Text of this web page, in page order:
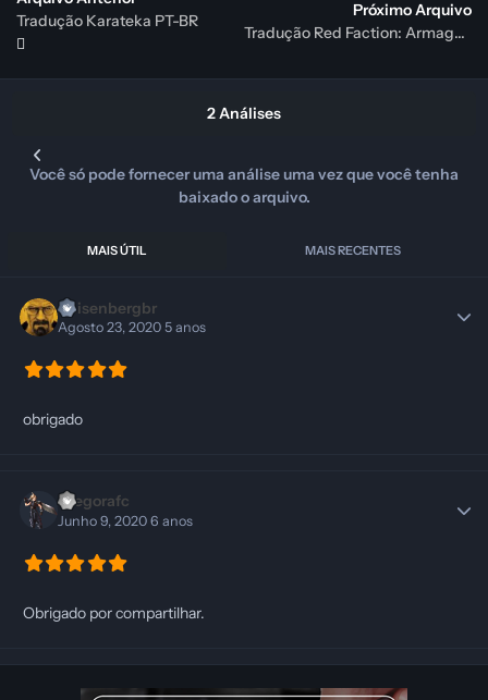
Tradução Karateka PT-BR
Próximo Arquivo
Tradução Red Faction: Armageddon PT-BR
2 Análises
Você só pode fornecer uma análise uma vez que você tenha
baixado o arquivo.
MAIS ÚTIL MAIS RECENTES
Heisenbergbr
Agosto 23, 20205 anos
obrigado
Diegorafc
Junho 9, 20206 anos
Obrigado por compartilhar.